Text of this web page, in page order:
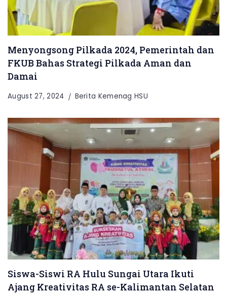
Menyongsong Pilkada 2024, Pemerintah dan
FKUB Bahas Strategi Pilkada Aman dan
Damai
August 27, 2024 Berita Kemenag HSU
Siswa-Siswi RA Hulu Sungai Utara Ikuti
Ajang Kreativitas RA se-Kalimantan Selatan